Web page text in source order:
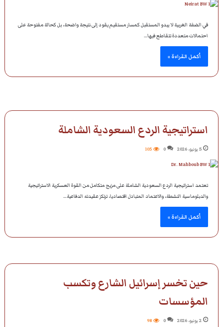
في الضفة الغربية لا يبدو المستقبل كمسار مستقيم يقود إلى نتيجة واضحة، بل كحالة مفتوحة على
احتمالات متعددة تتقاطع فيها…
أكمل القراءة »
استراتيجية الردع السعودية الشاملة
5 يونيو، 2026 0
105
تعتمد استراتيجية الردع السعودية الشاملة على مزيج متكامل من القوة العسكرية الاستراتيجية
والدبلوماسية النشطة، والاعتماد المتبادل اقتصاديا، ترتكز عقيدته الدفاعية…
أكمل القراءة »
حين تخسر إسرائيل الشارع وتكسب
المؤسسات
2 يونيو، 2026 0
98